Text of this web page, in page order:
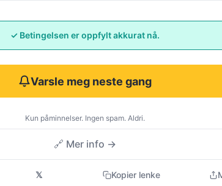
✓ Betingelsen er oppfylt akkurat nå.
Varsle meg neste gang
Kun påminnelser. Ingen spam. Aldri.
🔗 Mer info →
𝕏 Kopier lenke